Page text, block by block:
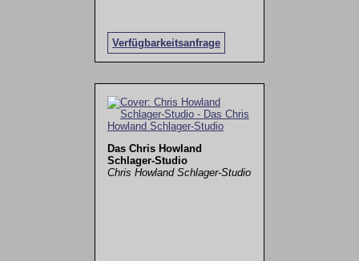
Verfügbarkeitsanfrage
Das Chris Howland
Schlager-Studio
Chris Howland Schlager-Studio